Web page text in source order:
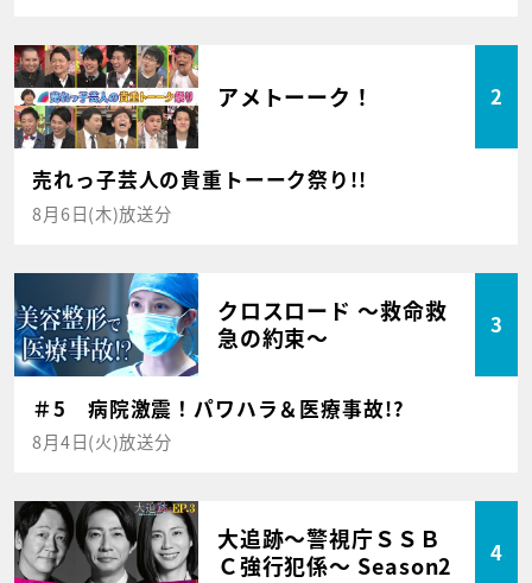
アメトーーク！ 2
売れっ子芸人の貴重トーーク祭り!!
8月6日(木)放送分
クロスロード ～救命救
急の約束～
3
＃5 病院激震！パワハラ＆医療事故!?
8月4日(火)放送分
大追跡～警視庁ＳＳＢ
Ｃ強行犯係～ Season2
4